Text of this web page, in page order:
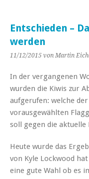
Entschieden –
werden
11/12/2015 von Martin
In der vergangenen
wurden die Kiwis zur
aufgerufen: welche der
vorausgewählten
soll gegen die
Heute wurde das
von Kyle Lockwood
eine gute Wahl ob es